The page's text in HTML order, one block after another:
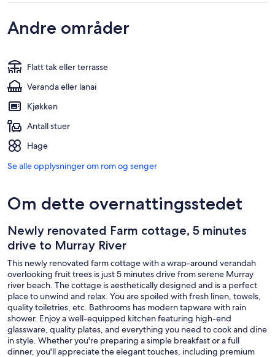
Andre områder
Flatt tak eller terrasse
Veranda eller lanai
Kjøkken
Antall stuer
Hage
Se alle opplysninger om rom og senger
Om dette overnattingsstedet
Newly renovated Farm cottage, 5 minutes
drive to Murray River
This newly renovated farm cottage with a wrap-around verandah
overlooking fruit trees is just 5 minutes drive from serene Murray
river beach. The cottage is aesthetically designed and is a perfect
place to unwind and relax. You are spoiled with fresh linen, towels,
quality toiletries, etc. Bathrooms has modern tapware with rain
shower. Enjoy a well-equipped kitchen featuring high-end
glassware, quality plates, and everything you need to cook and dine
in style. Whether you're preparing a simple breakfast or a full
dinner, you'll appreciate the elegant touches, including premium